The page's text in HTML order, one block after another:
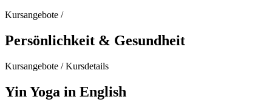
Kursangebote /
Persönlichkeit & Gesundheit
Kursangebote /Kursdetails
Yin Yoga in English